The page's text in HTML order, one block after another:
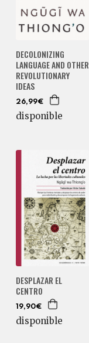
DECOLONIZING
LANGUAGE AND OTHER
REVOLUTIONARY
IDEAS
26,99€
disponible
DESPLAZAR EL
CENTRO
19,90€
disponible